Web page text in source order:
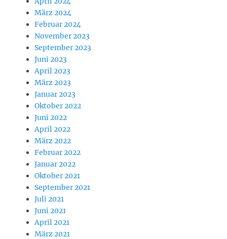
März 2024
Februar 2024
November 2023
September 2023
Juni 2023
April 2023
März 2023
Januar 2023
Oktober 2022
Juni 2022
April 2022
März 2022
Februar 2022
Januar 2022
Oktober 2021
September 2021
Juli 2021
Juni 2021
April 2021
März 2021